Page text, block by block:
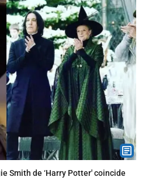
Smith de ‘Harry Potter' coincide